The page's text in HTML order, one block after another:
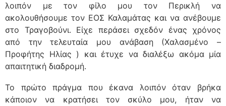
λοιπόν με τον φίλο μου τον Περικλή να
ακολουθήσουμε τον ΕΟΣ Καλαμάτας και να ανέβουμε
στο Τραγοβούνι. Είχε περάσει σχεδόν ένας χρόνος
από την τελευταία μου ανάβαση (Χαλασμένο –
Προφήτης Ηλίας ) και έτυχε να διαλέξω ακόμα μία
απαιτητική διαδρομή.
Το πρώτο πράγμα που έκανα λοιπόν όταν βρήκα
κάποιον να κρατήσει τον σκύλο μου, ήταν να